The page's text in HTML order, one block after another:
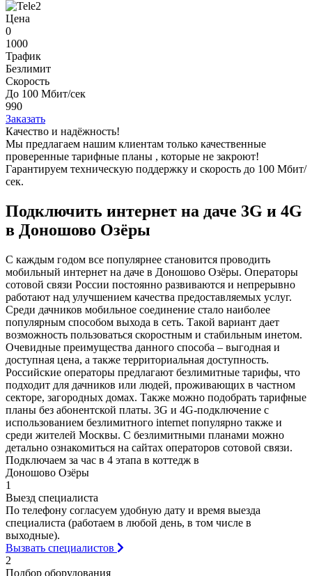
Цена
0
1000
Трафик
Безлимит
Скорость
До 100 Мбит/сек
990
Заказать
Качество и надёжность!
Мы предлагаем нашим клиентам только качественные
проверенные тарифные планы , которые не закроют!
Гарантируем техническую поддержку и скорость до 100 Мбит/
сек.
Подключить интернет на даче 3G и 4G
в Доношово Озёры
С каждым годом все популярнее становится проводить
мобильный интернет на даче в Доношово Озёры. Операторы
сотовой связи России постоянно развиваются и непрерывно
работают над улучшением качества предоставляемых услуг.
Среди дачников мобильное соединение стало наиболее
популярным способом выхода в сеть. Такой вариант дает
возможность пользоваться скоростным и стабильным инетом.
Очевидные преимущества данного способа – выгодная и
доступная цена, а также территориальная доступность.
Российские операторы предлагают безлимитные тарифы, что
подходит для дачников или людей, проживающих в частном
секторе, загородных домах. Также можно подобрать тарифные
планы без абонентской платы. 3G и 4G-подключение с
использованием безлимитного internet популярно также и
среди жителей Москвы. С безлимитными планами можно
детально ознакомиться на сайтах операторов сотовой связи.
Подключаем за час в 4 этапа в коттедж в
Доношово Озёры
1
Выезд специалиста
По телефону согласуем удобную дату и время выезда
специалиста (работаем в любой день, в том числе в
выходные).
Вызвать специалистов
2
Подбор оборудования